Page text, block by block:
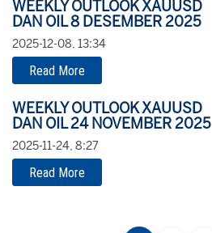
WEEKLY OUTLOOK XAUUSD
DAN OIL 8 DESEMBER 2025
2025-12-08, 13:34
Read More
WEEKLY OUTLOOK XAUUSD
DAN OIL 24 NOVEMBER 2025
2025-11-24, 8:27
Read More